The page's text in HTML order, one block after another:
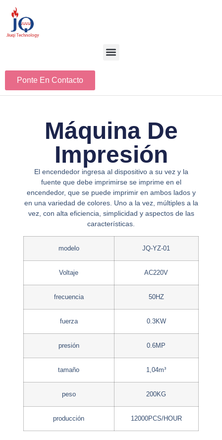
Ponte En Contacto
Máquina De
Impresión
El encendedor ingresa al dispositivo a su vez y la
fuente que debe imprimirse se imprime en el
encendedor, que se puede imprimir en ambos lados y
en una variedad de colores. Uno a la vez, múltiples a la
vez, con alta eficiencia, simplicidad y aspectos de las
características.
modelo JQ-YZ-01
Voltaje AC220V
frecuencia 50HZ
fuerza 0.3KW
presión 0.6MP
tamaño 1,04m³
peso 200KG
producción 12000PCS/HOUR